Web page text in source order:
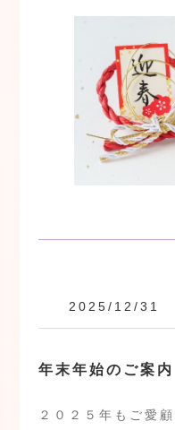
2025/12/31
年末年始のご案内
２０２５年もご愛